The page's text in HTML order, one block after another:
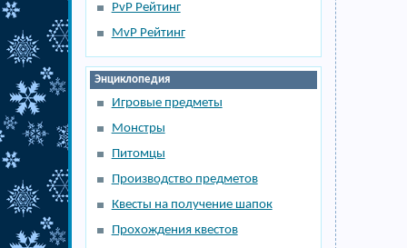
PvP Рейтинг
MvP Рейтинг
Энциклопедия
Игровые предметы
Монстры
Питомцы
Производство предметов
Квесты на получение шапок
Прохождения квестов